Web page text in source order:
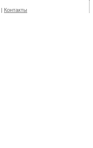
| Контакты